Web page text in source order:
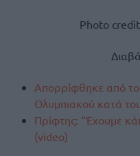
Photo
Απορρίφθηκε από
Ολυμπιακού κατά
Πρίφτης: “Έχουμε
(video)